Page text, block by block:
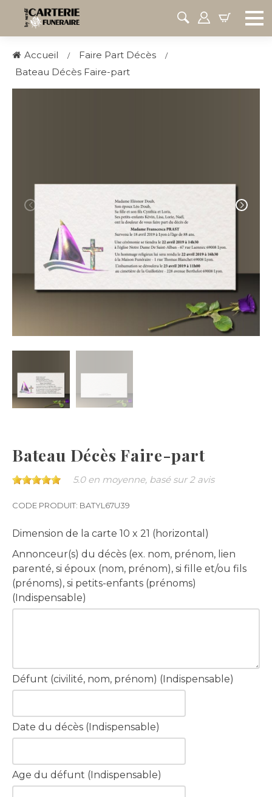
Accueil
Faire Part Décès
Bateau Décès Faire-part
Bateau Décès Faire-part
5.0 en moyenne, basé sur2 avis
CODE PRODUIT: BATYL67U39
Dimension de la carte 10 x 21 (horizontal)
Annonceur(s) du décès (ex. nom, prénom, lien
parenté, si époux (nom, prénom), si fille et/ou fils
(prénoms), si petits-enfants (prénoms)
(Indispensable)
Défunt (civilité, nom, prénom) (Indispensable)
Date du décès (Indispensable)
Age du défunt (Indispensable)